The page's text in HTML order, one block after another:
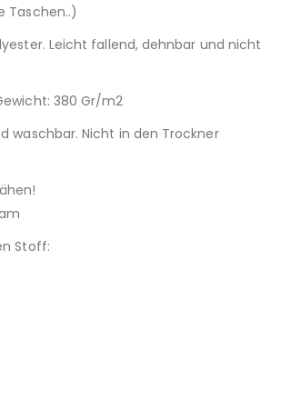
Taschen..)
Leicht fallend, dehnbar und nicht
380 Gr/m2
waschbar. Nicht in den Trockner
Stoff: